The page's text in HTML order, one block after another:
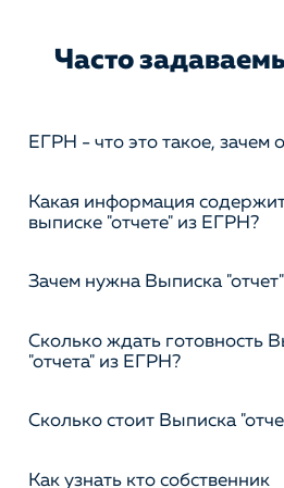
Часто
ЕГРН - что это такое, зачем
Какая информация
выписке "отчете" из ЕГРН?
Зачем нужна Выписка
Сколько ждать готовность
"отчета" из ЕГРН?
Сколько стоит Выписка
Как узнать кто собственник